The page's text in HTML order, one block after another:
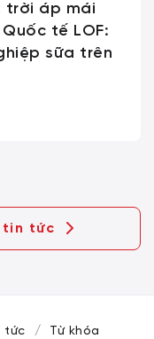
trời áp mái
tế LOF:
sữa trên
tin tức
tức Từ khóa